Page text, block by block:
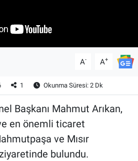
A- A+
1 Okunma Süresi: 2 Dk
Başkanı Mahmut Arıkan,
en önemli ticaret
ve Mısır
bulundu.